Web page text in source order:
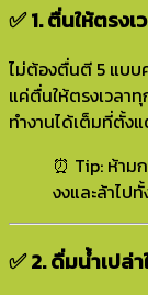
✅ 1. ตื่นให้ตรง
ไม่ต้องตื่นตี 5 แบบ
แค่ตื่นให้ตรงเวลาทุ
ทำงานได้เต็มที่ตั้งแ
⏰ Tip: ห้าม
งงและล้าไป
✅ 2. ดื่มน้ำเปล่